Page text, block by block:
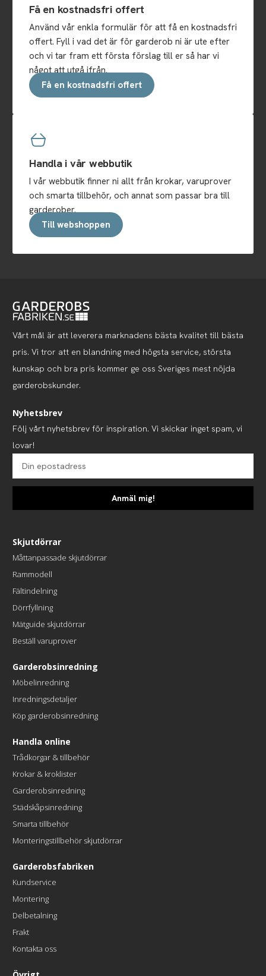
Få en kostnadsfri offert
Använd vår enkla formulär för att få en kostnadsfri
offert. Fyll i vad det är för garderob ni är ute efter
och vi tar fram ett första förslag till er så har vi
något att utgå ifrån.
Få en kostnadsfri offert
Handla i vår webbutik
I vår webbutik finner ni allt från krokar, varuprover
och smarta tillbehör, och annat som passar bra till
garderober.
Till webshoppen
Vårt mål är att leverera marknadens bästa kvalitet till bästa
pris. Vi tror att en blandning med högsta service, största
kunskap och bra pris kommer ge oss Sveriges mest nöjda
garderobskunder.
Nyhetsbrev
Följ vårt nyhetsbrev för inspiration. Vi skickar inget spam, vi
lovar!
Anmäl mig!
Skjutdörrar
Måttanpassade skjutdörrar
Rammodell
Fältindelning
Dörrfyllning
Mätguide skjutdörrar
Beställ varuprover
Garderobsinredning
Möbelinredning
Inredningsdetaljer
Köp garderobsinredning
Handla online
Trådkorgar & tillbehör
Krokar & kroklister
Garderobsinredning
Städskåpsinredning
Smarta tillbehör
Monteringstillbehör skjutdörrar
Garderobsfabriken
Kundservice
Montering
Delbetalning
Frakt
Kontakta oss